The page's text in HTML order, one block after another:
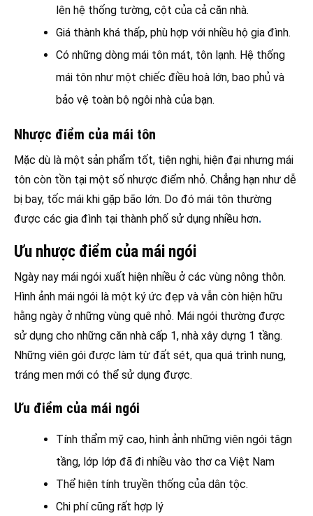
lên hệ thống tường, cột của cả căn nhà.
Giá thành khá thấp, phù hợp với nhiều hộ gia đình.
Có những dòng mái tôn mát, tôn lạnh. Hệ thống
mái tôn như một chiếc điều hoà lớn, bao phủ và
bảo vệ toàn bộ ngôi nhà của bạn.
Nhược điểm của mái tôn
Mặc dù là một sản phẩm tốt, tiện nghi, hiện đại nhưng mái
tôn còn tồn tại một số nhược điểm nhỏ. Chẳng hạn như dễ
bị bay, tốc mái khi gặp bão lớn. Do đó mái tôn thường
được các gia đình tại thành phố sử dụng nhiều hơn.
Ưu nhược điểm của mái ngói
Ngày nay mái ngói xuất hiện nhiều ở các vùng nông thôn.
Hình ảnh mái ngói là một ký ức đẹp và vẫn còn hiện hữu
hằng ngày ở những vùng quê nhỏ. Mái ngói thường được
sử dụng cho những căn nhà cấp 1, nhà xây dựng 1 tầng.
Những viên gói được làm từ đất sét, qua quá trình nung,
tráng men mới có thể sử dụng được.
Ưu điểm của mái ngói
Tính thẩm mỹ cao, hình ảnh những viên ngói tâgn
tầng, lớp lớp đã đi nhiều vào thơ ca Việt Nam
Thể hiện tính truyền thống của dân tộc.
Chi phí cũng rất hợp lý